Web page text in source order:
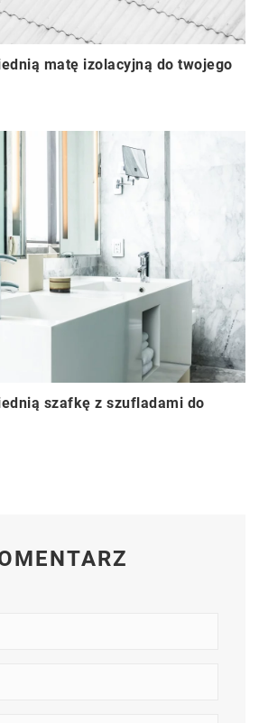
matę izolacyjną do twojego
szafkę z szufladami do